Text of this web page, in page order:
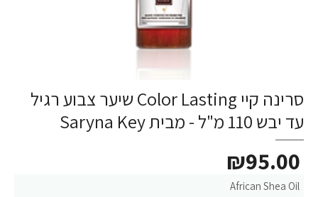
סרינה קיי Color Lasting שיער צבוע רגיל
עד יבש 110 מ"ל - מבית Saryna Key
African Shea Oil
₪95.00